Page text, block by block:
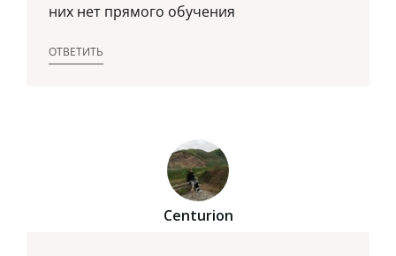
них нет прямого обучения
ОТВЕТИТЬ
Centurion